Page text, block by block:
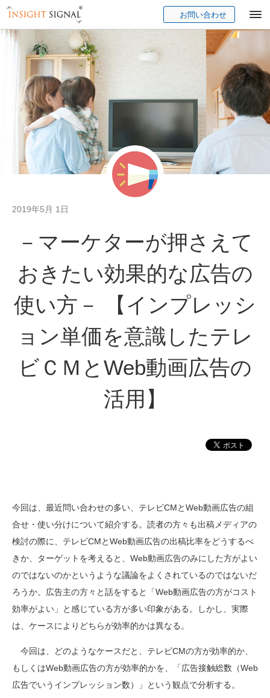
Insight Signal
お問い合わせ
2019年5月 1日
－マーケターが押さえて
おきたい効果的な広告の
使い方－ 【インプレッシ
ョン単価を意識したテレ
ビＣＭとWeb動画広告の
活用】
今回は、最近問い合わせの多い、テレビCMとWeb動画広告の組
合せ・使い分けについて紹介する。読者の方々も出稿メディアの
検討の際に、テレビCMとWeb動画広告の出稿比率をどうするべ
きか、ターゲットを考えると、Web動画広告のみにした方がよい
のではないのかというような議論をよくされているのではないだ
ろうか。広告主の方々と話をすると「Web動画広告の方がコスト
効率がよい」と感じている方が多い印象がある。しかし、実際
は、ケースによりどちらが効率的かは異なる。
今回は、どのようなケースだと、テレビCMの方が効率的か、
もしくはWeb動画広告の方が効率的かを、「広告接触総数（Web
広告でいうインプレッション数）」という観点で分析する。